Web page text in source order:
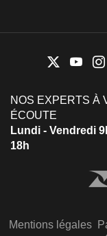
NOS EXPERTS À
ÉCOUTE
Lundi - Vendredi
18h
Mentions légales